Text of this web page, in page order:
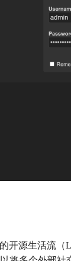
开源生活流（